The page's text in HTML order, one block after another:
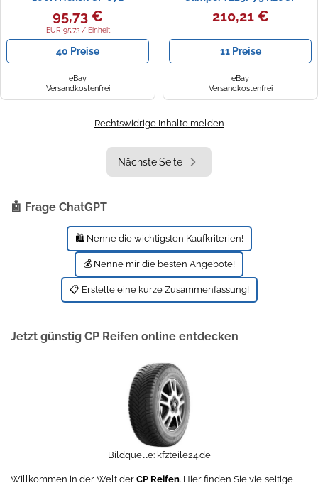
Sommerreifen
95,73 €
EUR 95,73 / Einheit
40 Preise
eBay
Versandkostenfrei
116/114R 8PR EVc )
210,21 €
11 Preise
eBay
Versandkostenfrei
Rechtswidrige Inhalte melden
Nächste Seite
🤖 Frage ChatGPT
🛍️ Nenne die wichtigsten Kaufkriterien!
💰 Nenne mir die besten Angebote!
📋 Erstelle eine kurze Zusammenfassung!
Jetzt günstig CP Reifen online entdecken
Bildquelle: kfzteile24.de
Willkommen in der Welt der CP Reifen. Hier finden Sie vielseitige